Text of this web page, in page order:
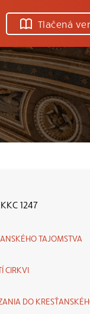
Tlačená
KKC 1247
TAJOMSTVA
CIRKVI
DO